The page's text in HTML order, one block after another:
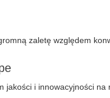
zaletę względem
jakości i innowacyjności